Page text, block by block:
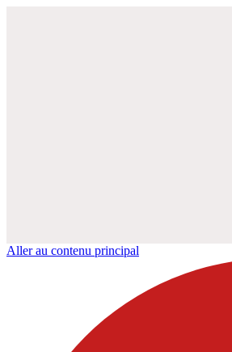
Aller au contenu principal